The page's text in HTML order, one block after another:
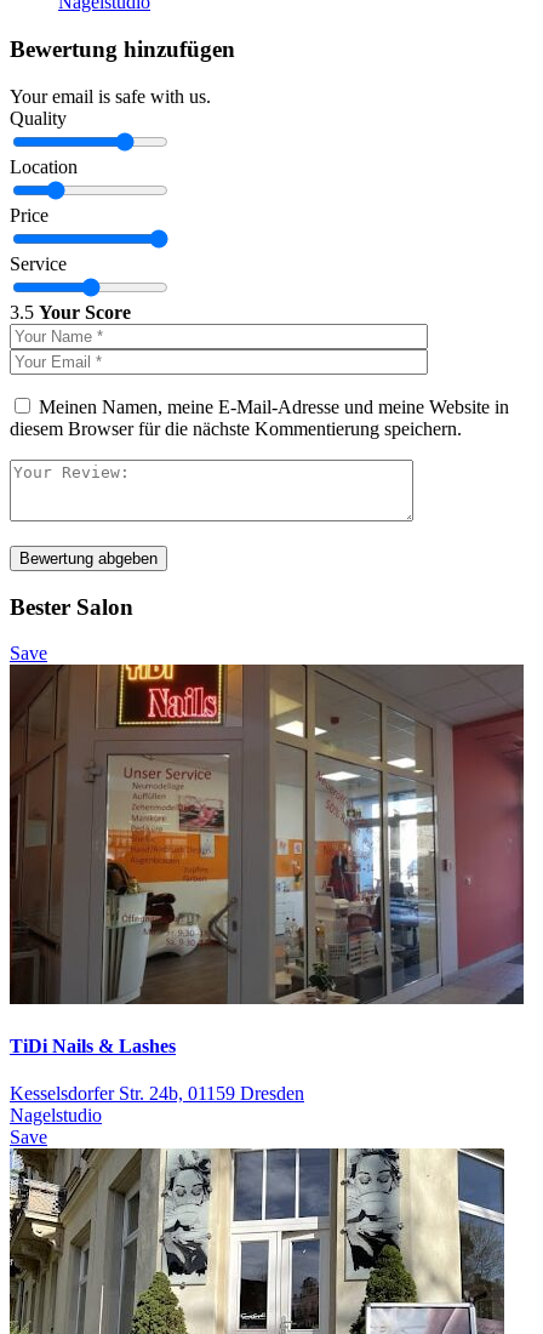
Bewertung hinzufügen
Your email is safe with us.
Quality
Location
Price
Service
3.5 Your Score
Meinen Namen, meine E-Mail-Adresse und meine Website in
diesem Browser für die nächste Kommentierung speichern.
Bewertung abgeben
Bester Salon
Save
TiDi Nails & Lashes
Kesselsdorfer Str. 24b, 01159 Dresden
Nagelstudio
Save